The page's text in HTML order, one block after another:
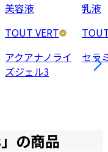
美容液
TOUT VERT
アクアナノライ
ズジェル3
乳液
セラ
」の商品